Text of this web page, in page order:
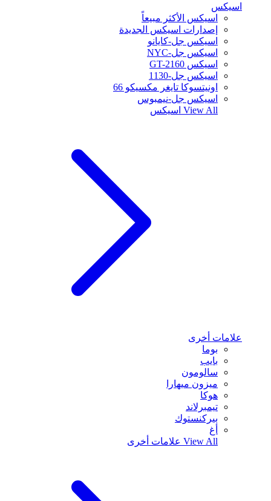
اسيكس
اسيكس الأكثر مبيعاً
إصدارات اسيكس الجديدة
اسيكس جل-كايانو
اسيكس جل-NYC
اسيكس GT-2160
اسيكس جل-1130
اونيتسوكا تايغر مكسيكو 66
اسيكس جل-نيمبوس
View All اسيكس
علامات أخرى
بوما
بايب
سالومون
ميزون ميهارا
هوكا
تيمبرلاند
بيركنستوك
أغ
View All علامات أخرى